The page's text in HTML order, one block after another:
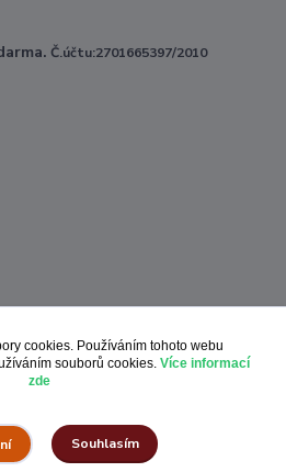
Č.účtu:2701665397/2010
cookies. Používáním tohoto webu
souborů cookies. Více informací
zde
Souhlasím